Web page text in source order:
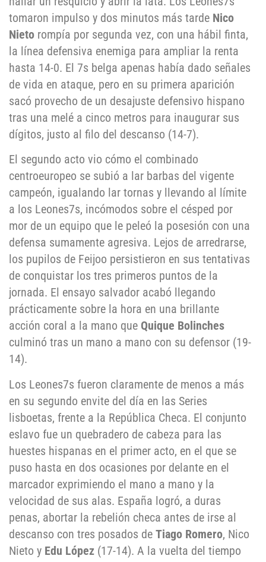
tomaron impulso y dos minutos más tarde Nico
Nieto rompía por segunda vez, con una hábil finta,
la línea defensiva enemiga para ampliar la renta
hasta 14-0. El 7s belga apenas había dado señales
de vida en ataque, pero en su primera aparición
sacó provecho de un desajuste defensivo hispano
tras una melé a cinco metros para inaugurar sus
dígitos, justo al filo del descanso (14-7).
El segundo acto vio cómo el combinado
centroeuropeo se subió a lar barbas del vigente
campeón, igualando lar tornas y llevando al límite
a los Leones7s, incómodos sobre el césped por
mor de un equipo que le peleó la posesión con una
defensa sumamente agresiva. Lejos de arredrarse,
los pupilos de Feijoo persistieron en sus tentativas
de conquistar los tres primeros puntos de la
jornada. El ensayo salvador acabó llegando
prácticamente sobre la hora en una brillante
acción coral a la mano que Quique Bolinches
culminó tras un mano a mano con su defensor (19-
14).
Los Leones7s fueron claramente de menos a más
en su segundo envite del día en las Series
lisboetas, frente a la República Checa. El conjunto
eslavo fue un quebradero de cabeza para las
huestes hispanas en el primer acto, en el que se
puso hasta en dos ocasiones por delante en el
marcador exprimiendo el mano a mano y la
velocidad de sus alas. España logró, a duras
penas, abortar la rebelión checa antes de irse al
descanso con tres posados de Tiago Romero, Nico
Nieto y Edu López (17-14). A la vuelta del tiempo